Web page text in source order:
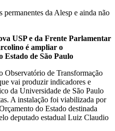
permanentes da Alesp e ainda não
USP e da Frente Parlamentar
é ampliar o
Estado de São Paulo
Observatório de Transformação
vai produzir indicadores e
da Universidade de São Paulo
A instalação foi viabilizada por
do Estado destinada
deputado estadual Luiz Claudio